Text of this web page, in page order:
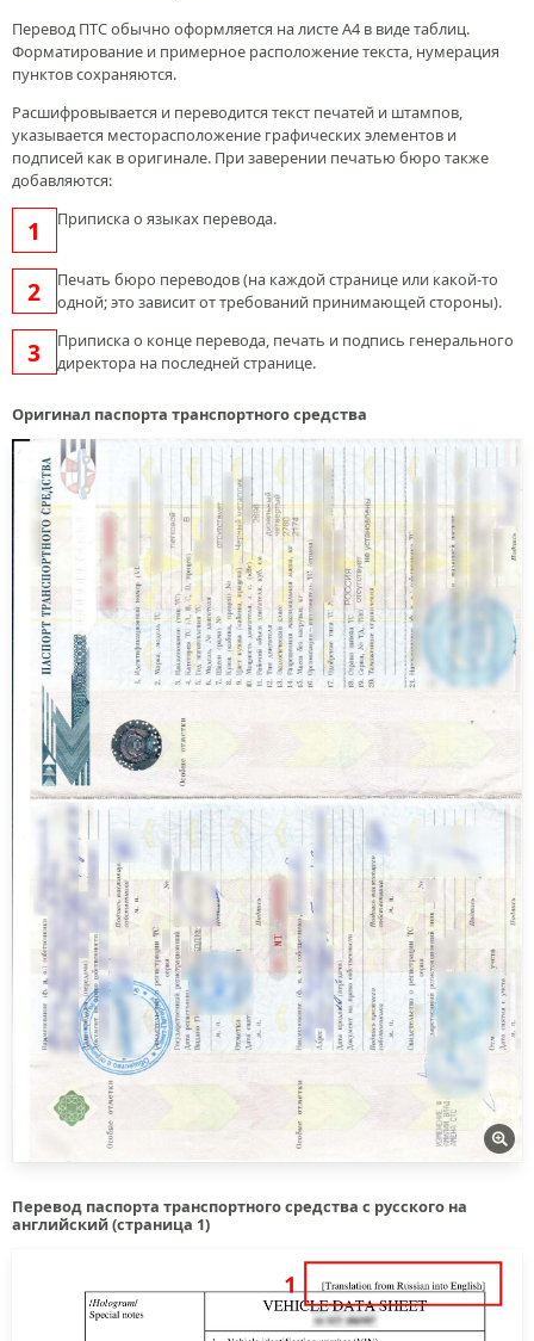
Перевод ПТС обычно оформляется на листе А4 в виде таблиц.
Форматирование и примерное расположение текста, нумерация
пунктов сохраняются.
Расшифровывается и переводится текст печатей и штампов,
указывается месторасположение графических элементов и
подписей как в оригинале. При заверении печатью бюро также
добавляются:
Приписка о языках перевода.
Печать бюро переводов (на каждой странице или какой-то
одной; это зависит от требований принимающей стороны).
Приписка о конце перевода, печать и подпись генерального
директора на последней странице.
Оригинал паспорта транспортного средства
Перевод паспорта транспортного средства с русского на
английский (страница 1)